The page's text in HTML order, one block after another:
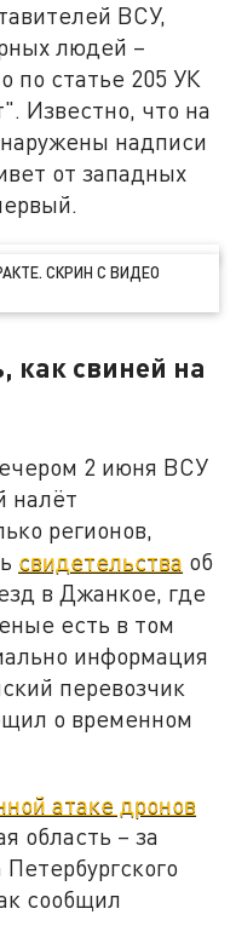
ВСУ,
людей –
по статье 205 УК
Известно, что на
надписи
от западных
СКРИН С ВИДЕО
как свиней на
2 июня ВСУ
налёт
регионов,
свидетельства об
в Джанкое, где
есть в том
информация
перевозчик
о временном
атаке дронов
область – за
сообщил